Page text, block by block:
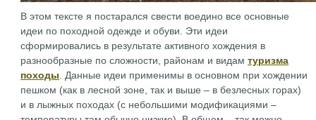
В этом тексте я постарался свести воедино все основные
идеи по походной одежде и обуви. Эти идеи
сформировались в результате активного хождения в
разнообразные по сложности, районам и видамтуризма
походы . Данные идеи применимы в основном при хождении
пешком (как в лесной зоне, так и выше – в безлесных горах)
и в лыжных походах (с небольшими модификациями –